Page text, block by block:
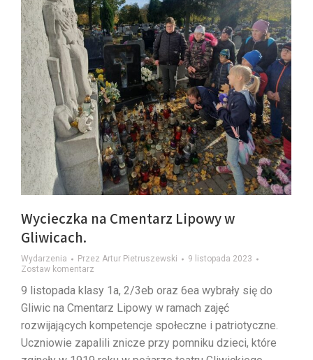
Wycieczka na Cmentarz Lipowy w
Gliwicach.
Wydarzenia Przez Artur Pietruszewski
9 listopada 2023
Zostaw komentarz
9 listopada klasy 1a, 2/3eb oraz 6ea wybrały się do
Gliwic na Cmentarz Lipowy w ramach zajęć
rozwijających kompetencje społeczne i patriotyczne.
Uczniowie zapalili znicze przy pomniku dzieci, które